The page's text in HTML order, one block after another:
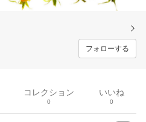
フォローする
コレクション
0
いいね
0